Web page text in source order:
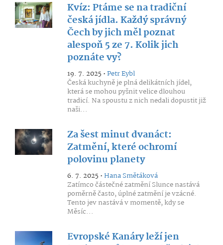
Kvíz: Ptáme se na tradiční
česká jídla. Každý správný
Čech by jich měl poznat
alespoň 5 ze 7. Kolik jich
poznáte vy?
19. 7. 2025 •Petr Eybl
Česká kuchyně je plná delikátních jídel,
která se mohou pyšnit velice dlouhou
tradicí. Na spoustu z nich nedali dopustit již
naši...
Za šest minut dvanáct:
Zatmění, které ochromí
polovinu planety
6. 7. 2025 •Hana Smětáková
Zatímco částečné zatmění Slunce nastává
poměrně často, úplné zatmění je vzácné.
Tento jev nastává v momentě, kdy se
Měsíc...
Evropské Kanáry leží jen